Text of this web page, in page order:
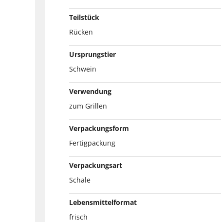
Teilstück
Rücken
Ursprungstier
Schwein
Verwendung
zum Grillen
Verpackungsform
Fertigpackung
Verpackungsart
Schale
Lebensmittelformat
frisch